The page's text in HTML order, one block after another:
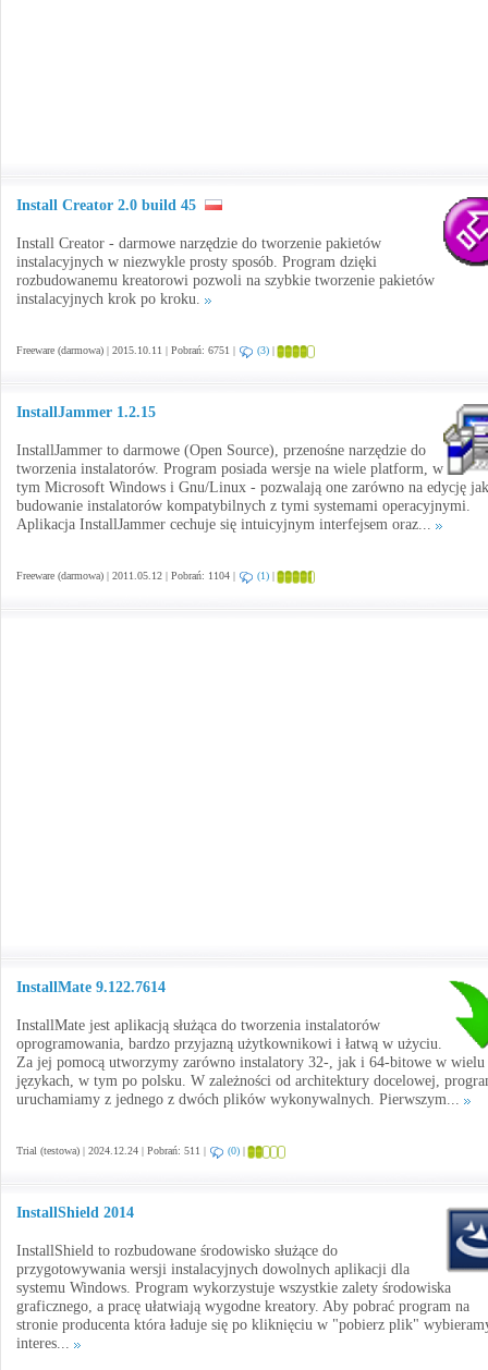
Install Creator 2.0 build 45
Install Creator - darmowe narzędzie do tworzenie pakietów
instalacyjnych w niezwykle prosty sposób. Program dzięki
rozbudowanemu kreatorowi pozwoli na szybkie tworzenie pakietów
instalacyjnych krok po kroku.
Freeware (darmowa) | 2015.10.11 | Pobrań: 6751 | (3) |
InstallJammer 1.2.15
InstallJammer to darmowe (Open Source), przenośne narzędzie do
tworzenia instalatorów. Program posiada wersje na wiele platform, w
tym Microsoft Windows i Gnu/Linux - pozwalają one zarówno na edycję
budowanie instalatorów kompatybilnych z tymi systemami operacyjnymi.
Aplikacja InstallJammer cechuje się intuicyjnym interfejsem oraz...
Freeware (darmowa) | 2011.05.12 | Pobrań: 1104 | (1) |
InstallMate 9.122.7614
InstallMate jest aplikacją służąca do tworzenia instalatorów
oprogramowania, bardzo przyjazną użytkownikowi i łatwą w użyciu.
Za jej pomocą utworzymy zarówno instalatory 32-, jak i 64-bitowe w wielu
językach, w tym po polsku. W zależności od architektury docelowej,
uruchamiamy z jednego z dwóch plików wykonywalnych. Pierwszym...
Trial (testowa) | 2024.12.24 | Pobrań: 511 | (0) |
InstallShield 2014
InstallShield to rozbudowane środowisko służące do
przygotowywania wersji instalacyjnych dowolnych aplikacji dla
systemu Windows. Program wykorzystuje wszystkie zalety środowiska
graficznego, a pracę ułatwiają wygodne kreatory. Aby pobrać program na
stronie producenta która ładuje się po kliknięciu w "pobierz plik"
interes...